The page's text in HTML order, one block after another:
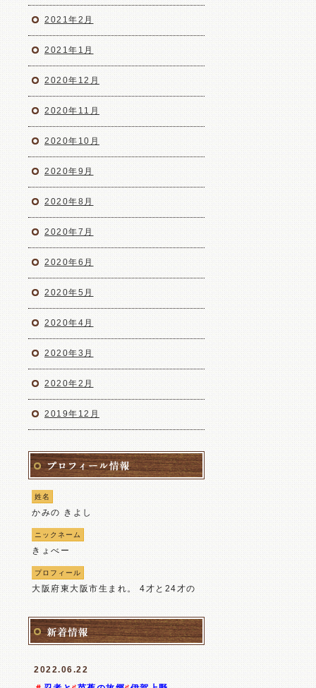
2021年2月
2021年1月
2020年12月
2020年11月
2020年10月
2020年9月
2020年8月
2020年7月
2020年6月
2020年5月
2020年4月
2020年3月
2020年2月
2019年12月
姓名
かみの きよし
ニックネーム
きょべー
プロフィール
大阪府東大阪市生まれ。 4才と24才の
死別。 24才の時ひき逃げの交通事故に
遭い3ヶ月余り入院。 退院後事故の後
灸院、マツサージ、接骨院など10数ヶ
2022.06.22